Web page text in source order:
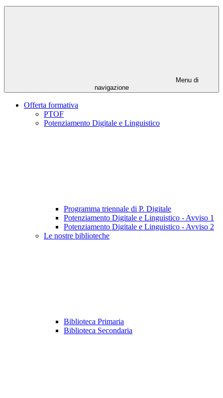
Menu di
navigazione
Offerta formativa
PTOF
Potenziamento Digitale e Linguistico
Programma triennale di P. Digitale
Potenziamento Digitale e Linguistico - Avviso 1
Potenziamento Digitale e Linguistico - Avviso 2
Le nostre biblioteche
Biblioteca Primaria
Biblioteca Secondaria